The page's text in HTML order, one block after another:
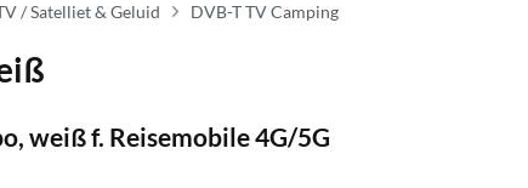
/ Satelliet & Geluid DVB-T TV Camping
weiß f. Reisemobile 4G/5G